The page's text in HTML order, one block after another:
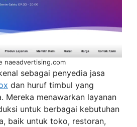
naeadvertising.com
sebagai penyedia jasa
dan huruf timbul yang
Mereka menawarkan layanan
untuk berbagai kebutuhan
baik untuk toko, restoran,